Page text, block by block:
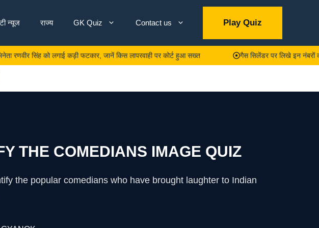
न्यूज राज्य GK Quiz Contact us Play Quiz
सिंह को लगाई कड़ी फटकार, जानें किस लापरवाही पर कोर्ट हुआ सख्त गैस सिलेंडर पर लिखे इन नंबरों का क्या
THE COMEDIANS IMAGE QUIZ
the popular comedians who have brought laughter to Indian